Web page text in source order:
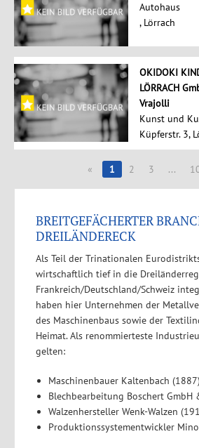
Autohaus
, Lörrach
OKIDOKI
LÖRRACH
Vrajolli
Kunst und
Küpferstr. 3,
« 1 2 3 ...
BREITGEFÄCHERTER
DREILÄNDERECK
Als Teil der Trinationalen
wirtschaftlich tief in die
Frankreich/Deutschland/Schweiz
haben hier Unternehmen der
des Maschinenbaus sowie der
Heimat. Als renommierteste
gelten:
Maschinenbauer Kaltenbach (1887)
Blechbearbeitung Boschert GmbH
Walzenhersteller Wenk-Walzen
Produktionssystementwickler